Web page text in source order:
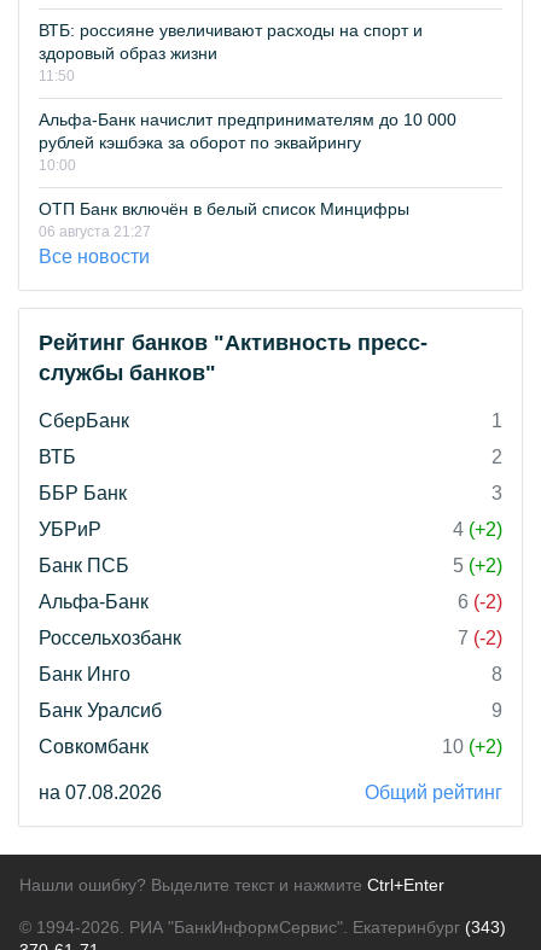
ВТБ: россияне увеличивают расходы на спорт и
здоровый образ жизни
11:50
Альфа-Банк начислит предпринимателям до 10 000
рублей кэшбэка за оборот по эквайрингу
10:00
ОТП Банк включён в белый список Минцифры
06 августа 21:27
Все новости
Рейтинг банков "Активность пресс-
службы банков"
СберБанк
1
ВТБ
2
ББР Банк
3
УБРиР
4 (+2)
Банк ПСБ
5 (+2)
Альфа-Банк
6 (-2)
Россельхозбанк
7 (-2)
Банк Инго
8
Банк Уралсиб
9
Совкомбанк
10 (+2)
на 07.08.2026 Общий рейтинг
Нашли ошибку? Выделите текст и нажмите Ctrl+Enter
© 1994-2026. РИА "БанкИнформСервис". Екатеринбург (343)